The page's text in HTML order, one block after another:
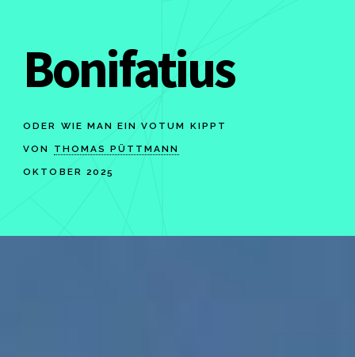
Bonifatius
ODER WIE MAN EIN VOTUM KIPPT
VON THOMAS PÜTTMANN
OKTOBER 2025